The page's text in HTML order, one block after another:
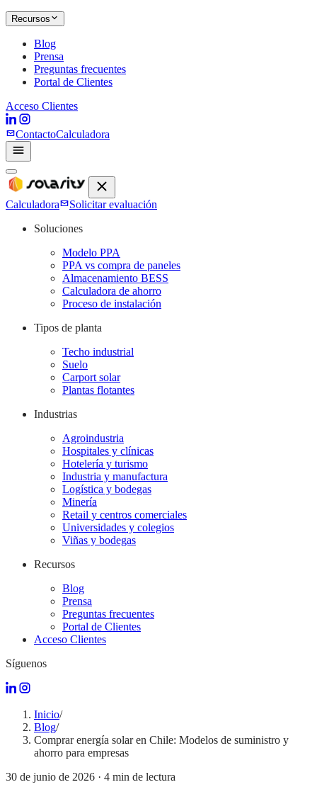
Recursos
Blog
Prensa
Preguntas frecuentes
Portal de Clientes
Acceso Clientes
ContactoCalculadora
Calculadora
Solicitar evaluación
Soluciones
Modelo PPA
PPA vs compra de paneles
Almacenamiento BESS
Calculadora de ahorro
Proceso de instalación
Tipos de planta
Techo industrial
Suelo
Carport solar
Plantas flotantes
Industrias
Agroindustria
Hospitales y clínicas
Hotelería y turismo
Industria y manufactura
Logística y bodegas
Minería
Retail y centros comerciales
Universidades y colegios
Viñas y bodegas
Recursos
Blog
Prensa
Preguntas frecuentes
Portal de Clientes
Acceso Clientes
Síguenos
Inicio/
Blog/
Comprar energía solar en Chile: Modelos de suministro y
ahorro para empresas
30 de junio de 2026 · 4 min de lectura